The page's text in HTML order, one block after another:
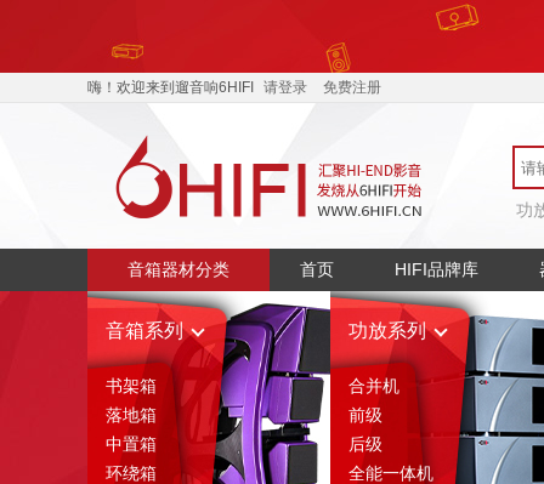
嗨！欢迎来到遛音响6HIFI 请登录 免费注册
功
音箱器材分类 首页 HIFI品牌库
音箱系列
书架箱
落地箱
中置箱
环绕箱
功放系列
合并机
前级
后级
全能一体机